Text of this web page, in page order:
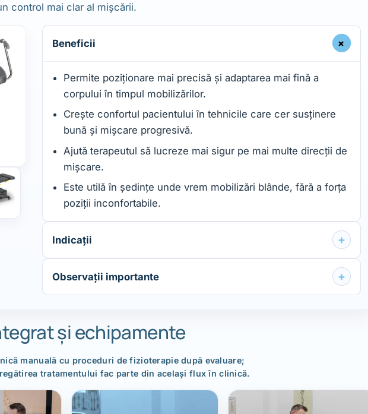
control mai clar al mișcării.
Beneficii +
Permite poziționare mai precisă și adaptarea mai fină a
corpului în timpul mobilizărilor.
Crește confortul pacientului în tehnicile care cer susținere
bună și mișcare progresivă.
Ajută terapeutul să lucreze mai sigur pe mai multe direcții de
mișcare.
Este utilă în ședințe unde vrem mobilizări blânde, fără a forța
poziții inconfortabile.
Indicații +
Observații importante +
și echipamente
manuală cu proceduri de fizioterapie după evaluare;
tratamentului fac parte din același flux în clinică.